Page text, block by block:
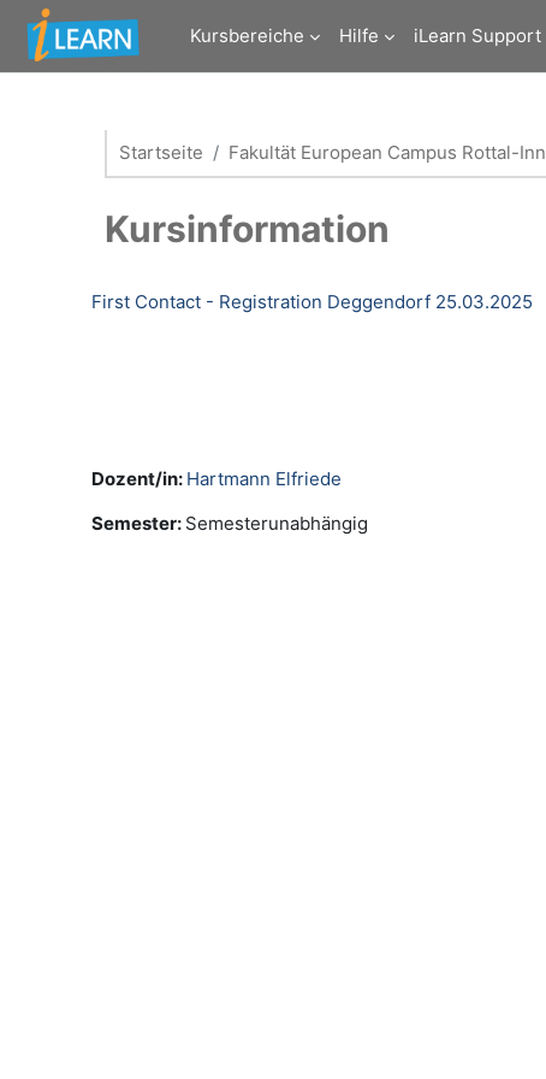
Zum Hauptinhalt
Kursbereiche
Hilfe iLearn Support
Startseite Fakultät European Campus Rottal-Inn
Kursinformation
First Contact - Registration Deggendorf 25.03.2025
Dozent/in: Hartmann Elfriede
Semester: Semesterunabhängig